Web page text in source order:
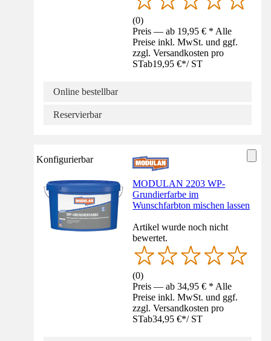
(0)
Preis — ab 19,95 € * Alle
Preise inkl. MwSt. und ggf.
zzgl. Versandkosten pro
STab19,95 €*/ ST
Online bestellbar
Reservierbar
Konfigurierbar
MODULAN 2203 WP-
Grundierfarbe im
Wunschfarbton mischen lassen
Artikel wurde noch nicht
bewertet.
(0)
Preis — ab 34,95 € * Alle
Preise inkl. MwSt. und ggf.
zzgl. Versandkosten pro
STab34,95 €*/ ST